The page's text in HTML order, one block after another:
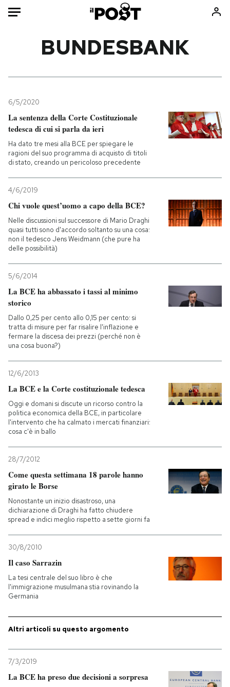
Mondo
Politica
Tecnologia
Internet
Scienza
Economia
Sport
Consumismi
Ok Boomer!
Media
Mondiali calcio 2026
PODCAST
I MIEI PREFERITI
CALENDARIO
AREA PERSONALE
BUNDESBANK
6/5/2020
La sentenza della Corte Costituzionale
tedesca di cui si parla da ieri
Ha dato tre mesi alla BCE per spiegare le
ragioni del suo programma di acquisto di titoli
di stato, creando un pericoloso precedente
4/6/2019
Chi vuole quest’uomo a capo della BCE?
Nelle discussioni sul successore di Mario Draghi
quasi tutti sono d'accordo soltanto su una cosa:
non il tedesco Jens Weidmann (che pure ha
delle possibilità)
5/6/2014
La BCE ha abbassato i tassi al minimo
storico
Dallo 0,25 per cento allo 0,15 per cento: si
tratta di misure per far risalire l'inflazione e
fermare la discesa dei prezzi (perché non è
una cosa buona?)
12/6/2013
La BCE e la Corte costituzionale tedesca
Oggi e domani si discute un ricorso contro la
politica economica della BCE, in particolare
l'intervento che ha calmato i mercati finanziari:
cosa c'è in ballo
28/7/2012
Come questa settimana 18 parole hanno
girato le Borse
Nonostante un inizio disastroso, una
dichiarazione di Draghi ha fatto chiudere
spread e indici meglio rispetto a sette giorni fa
30/8/2010
Il caso Sarrazin
La tesi centrale del suo libro è che
l'immigrazione musulmana stia rovinando la
Germania
Altri articoli su questo argomento
7/3/2019
La BCE ha preso due decisioni a sorpresa